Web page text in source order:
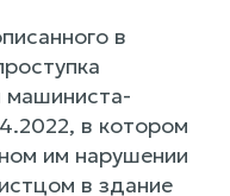
в
машиниста-
в котором
им нарушении
в здание